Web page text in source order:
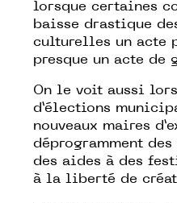
lorsque certaines
baisse drastique
culturelles un acte
presque un acte de
On le voit aussi
d’élections
nouveaux maires
déprogramment
des aides à des
à la liberté de